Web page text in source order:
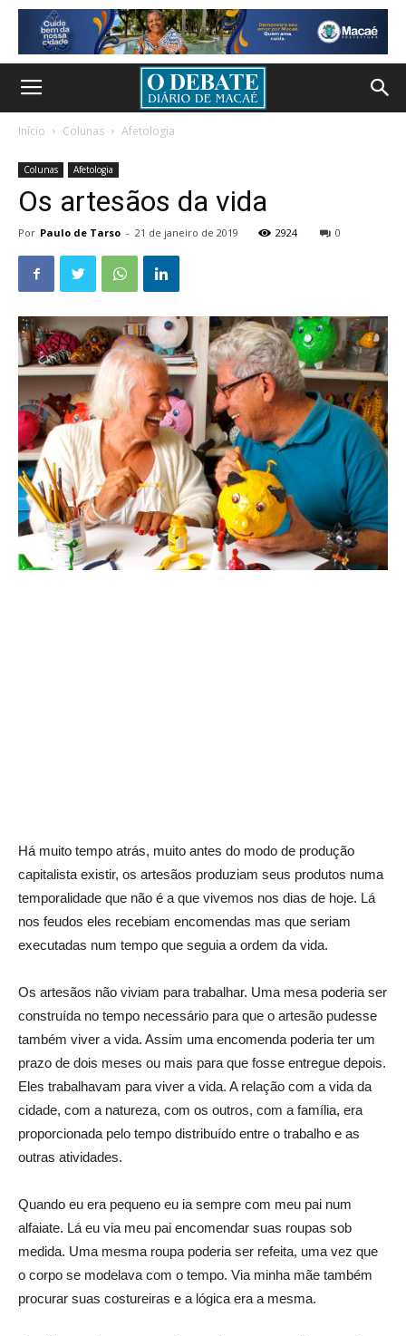
Início Colunas Afetologia
Colunas Afetologia
Os artesãos da vida
Por Paulo de Tarso - 21 de janeiro de 2019 2924 0
Há muito tempo atrás, muito antes do modo de produção
capitalista existir, os artesãos produziam seus produtos numa
temporalidade que não é a que vivemos nos dias de hoje. Lá
nos feudos eles recebiam encomendas mas que seriam
executadas num tempo que seguia a ordem da vida.
Os artesãos não viviam para trabalhar. Uma mesa poderia ser
construída no tempo necessário para que o artesão pudesse
também viver a vida. Assim uma encomenda poderia ter um
prazo de dois meses ou mais para que fosse entregue depois.
Eles trabalhavam para viver a vida. A relação com a vida da
cidade, com a natureza, com os outros, com a família, era
proporcionada pelo tempo distribuído entre o trabalho e as
outras atividades.
Quando eu era pequeno eu ia sempre com meu pai num
alfaiate. Lá eu via meu pai encomendar suas roupas sob
medida. Uma mesma roupa poderia ser refeita, uma vez que
o corpo se modelava com o tempo. Via minha mãe também
procurar suas costureiras e a lógica era a mesma.